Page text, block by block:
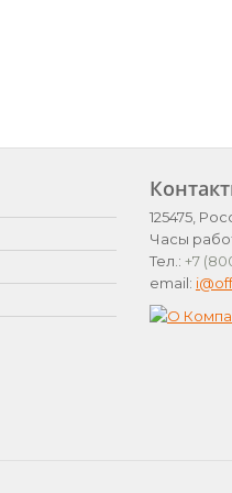
125475,
Часы
Тел.: +7
email: